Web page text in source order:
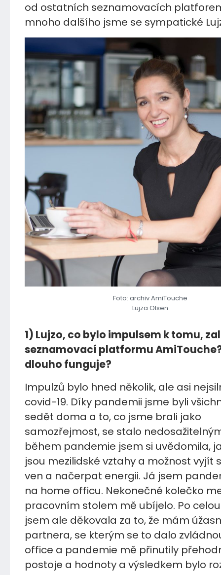
od ostatních seznamovacích
mnoho dalšího jsme se sympatické
Foto: archiv AmiTouche
Lujza Olsen
1) Lujzo, co bylo impulsem k tomu,
seznamovací platformu
dlouho funguje?
Impulzů bylo hned několik, ale asi
covid-19. Díky pandemii jsme byli
sedět doma a to, co jsme brali jako
samozřejmost, se stalo
během pandemie jsem si uvědomila,
jsou mezilidské vztahy a možnost vyjít
ven a načerpat energii. Já jsem
na home officu. Nekonečné kolečko
pracovním stolem mě ubíjelo. Po
jsem ale děkovala za to, že mám
partnera, se kterým se to dalo
office a pandemie mě přinutily
postoje a hodnoty a výsledkem bylo